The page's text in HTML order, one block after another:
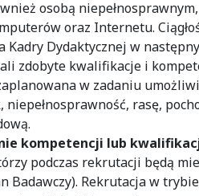
osobą
oraz Internetu.
Kadry Dydaktycznej w
zdobyte kwalifikacje i
w zadaniu
niepełnosprawność, rasę,
kompetencji lub
podczas rekrutacji będą
Badawczy). Rekrutacja w